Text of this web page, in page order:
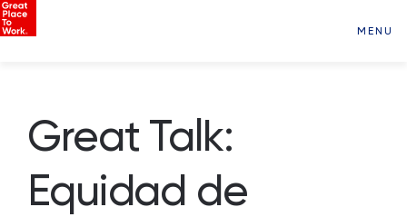
MENU
Great Talk:
Equidad de